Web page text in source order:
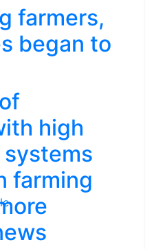
farmers,
began to
high
farming